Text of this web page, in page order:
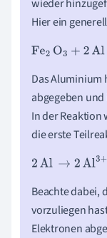
wieder
Hier ein
Fe2O3+2Al →2Fe
Das Aluminium
abgegeben
In der Reaktion
die erste
2Al→ Al3 ++6e-
Beachte dabei,
vorzuliegen
Elektronen